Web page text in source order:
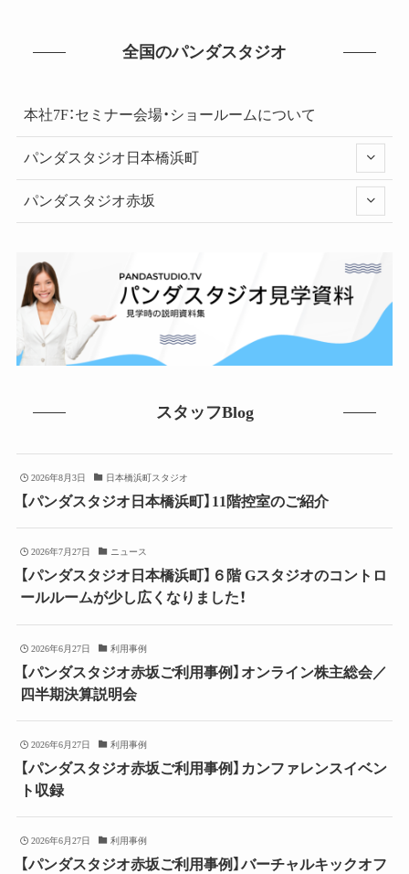
全国のパンダスタジオ
本社7F：セミナー会場・ショールームについて
パンダスタジオ日本橋浜町
パンダスタジオ赤坂
スタッフBlog
2026年8月3日 日本橋浜町スタジオ
【パンダスタジオ日本橋浜町】11階控室のご紹介
2026年7月27日 ニュース
【パンダスタジオ日本橋浜町】６階 Gスタジオのコントロ
ールルームが少し広くなりました！
2026年6月27日 利用事例
【パンダスタジオ赤坂ご利用事例】オンライン株主総会／
四半期決算説明会
2026年6月27日 利用事例
【パンダスタジオ赤坂ご利用事例】カンファレンスイベン
ト収録
2026年6月27日 利用事例
【パンダスタジオ赤坂ご利用事例】バーチャルキックオフ